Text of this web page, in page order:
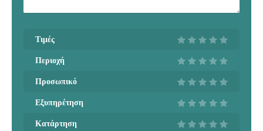
Τιμές
Περιοχή
Προσωπικό
Εξυπηρέτηση
Κατάρτηση